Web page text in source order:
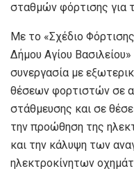
σταθμών φόρτισης για
Με το «Σχέδιο
Δήμου Αγίου
συνεργασία με
θέσεων φορτιστών σε
στάθμευσης και σε
την προώθηση της
και την κάλυψη των
ηλεκτροκίνητων